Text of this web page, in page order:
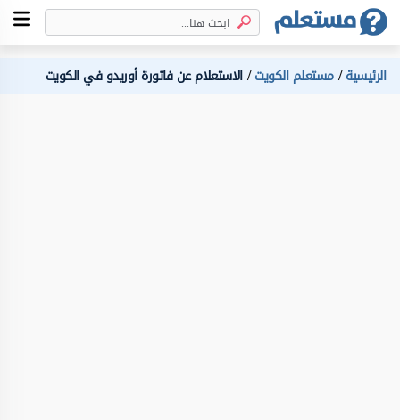
الرئيسية مستعلم الكويت الاستعلام عن فاتورة أوريدو في الكويت